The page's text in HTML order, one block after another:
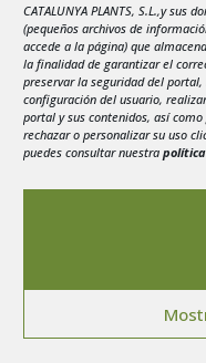
CATALUNYA PLANTS, S.L.,y
(pequeños archivos de
accede a la página) que
la finalidad de garantizar el
preservar la seguridad del
configuración del usuario,
portal y sus contenidos, así
rechazar o personalizar su uso
puedes consultar nuestra
3
4 5
10
11 12
17
18 19
24
25 26
31